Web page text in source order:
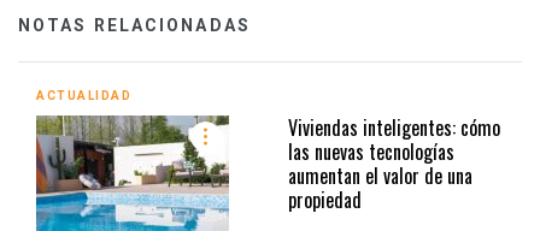
NOTAS RELACIONADAS
ACTUALIDAD
Viviendas inteligentes: cómo
las nuevas tecnologías
aumentan el valor de una
propiedad